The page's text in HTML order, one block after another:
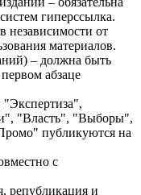
гиперссылка.
независимости от
материалов.
– должна быть
абзаце
"Власть", "Выборы",
публикуются на
с
републикация и